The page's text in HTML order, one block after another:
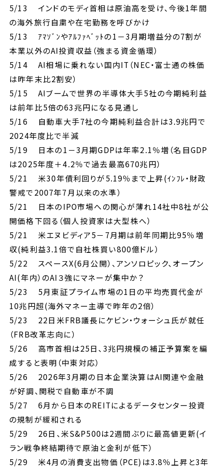
5/13 インドのモディ首相は原油高を受け、今後1年間
の海外旅行自粛や在宅勤務を呼びかけ
5/13 ｱﾏｿﾞﾝやｱﾙﾌｧﾍﾞｯﾄの1－3月期増益分の7割が
本業以外のAI投資収益（強まる資金循環）
5/14 AI相場に乗れない国内IT（NEC・富士通の株価
は昨年末比2割安）
5/15 AIブームで世界の半導体大手5社の今期純利益
は前年比5倍の63兆円になる見通し
5/16 自動車大手7社の今期純利益合計は3.9兆円で
2024年度比で半減
5/19 日本の1－3月期GDPは年率2.1％増（名目GDP
は2025年度＋4.2％で過去最高670兆円）
5/21 米30年債利回りが5.19％まで上昇(ｲﾝﾌﾚ・財政
警戒で2007年7月以来の水準）
5/21 日本のIPO市場への関心が薄れ14社中8社が公
開価格下回る（個人投資家は大型株へ）
5/21 米エヌビディア5－7月期は前年同期比95％増
収(純利益3.1倍で自社株買い800億ドル）
5/22 スペースX(6月公開）、アンソロピック、オープン
AI(年内）のAI３強にマネーが集中か？
5/23 5月東証プライム市場の1日の平均売買代金が
10兆円超(海外マネー主導で昨年の2倍）
5/23 22日米FRB議長にケビン・ウォーシュ氏が就任
（FRB改革志向に）
5/26 高市首相は25日、3兆円規模の補正予算案を編
成すると表明（中東対応）
5/26 2026年3月期の日本企業決算はAI関連や金融
が好調、関税で自動車が不調
5/27 6月から日本のREITによるデータセンター投資
の規制が緩和される
5/29 26日、米S&P500は2週間ぶりに最高値更新(イ
ラン戦争終結期待で原油と金利が低下）
5/29 米4月の消費支出物価（PCE)は3.8％上昇と3年